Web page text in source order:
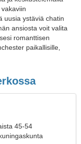
uusia ystäviä chatin
ansiosta voit valita
romanttisen
paikallisille,
45-54